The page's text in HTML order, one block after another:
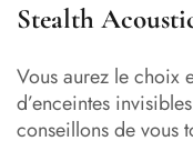
Stealth
Vous aurez le choix
d’enceintes
conseillons de vous